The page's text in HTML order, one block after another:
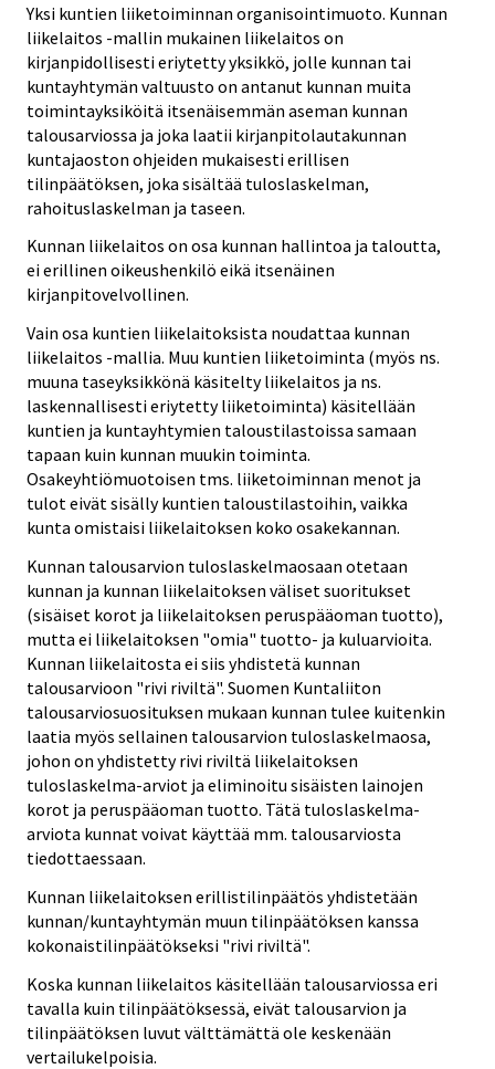
Yksi kuntien liiketoiminnan organisointimuoto. Kunnan
liikelaitos -mallin mukainen liikelaitos on
kirjanpidollisesti eriytetty yksikkö, jolle kunnan tai
kuntayhtymän valtuusto on antanut kunnan muita
toimintayksiköitä itsenäisemmän aseman kunnan
talousarviossa ja joka laatii kirjanpitolautakunnan
kuntajaoston ohjeiden mukaisesti erillisen
tilinpäätöksen, joka sisältää tuloslaskelman,
rahoituslaskelman ja taseen.
Kunnan liikelaitos on osa kunnan hallintoa ja taloutta,
ei erillinen oikeushenkilö eikä itsenäinen
kirjanpitovelvollinen.
Vain osa kuntien liikelaitoksista noudattaa kunnan
liikelaitos -mallia. Muu kuntien liiketoiminta (myös ns.
muuna taseyksikkönä käsitelty liikelaitos ja ns.
laskennallisesti eriytetty liiketoiminta) käsitellään
kuntien ja kuntayhtymien taloustilastoissa samaan
tapaan kuin kunnan muukin toiminta.
Osakeyhtiömuotoisen tms. liiketoiminnan menot ja
tulot eivät sisälly kuntien taloustilastoihin, vaikka
kunta omistaisi liikelaitoksen koko osakekannan.
Kunnan talousarvion tuloslaskelmaosaan otetaan
kunnan ja kunnan liikelaitoksen väliset suoritukset
(sisäiset korot ja liikelaitoksen peruspääoman tuotto),
mutta ei liikelaitoksen "omia" tuotto- ja kuluarvioita.
Kunnan liikelaitosta ei siis yhdistetä kunnan
talousarvioon "rivi riviltä". Suomen Kuntaliiton
talousarviosuosituksen mukaan kunnan tulee kuitenkin
laatia myös sellainen talousarvion tuloslaskelmaosa,
johon on yhdistetty rivi riviltä liikelaitoksen
tuloslaskelma-arviot ja eliminoitu sisäisten lainojen
korot ja peruspääoman tuotto. Tätä tuloslaskelma-
arviota kunnat voivat käyttää mm. talousarviosta
tiedottaessaan.
Kunnan liikelaitoksen erillistilinpäätös yhdistetään
kunnan/kuntayhtymän muun tilinpäätöksen kanssa
kokonaistilinpäätökseksi "rivi riviltä".
Koska kunnan liikelaitos käsitellään talousarviossa eri
tavalla kuin tilinpäätöksessä, eivät talousarvion ja
tilinpäätöksen luvut välttämättä ole keskenään
vertailukelpoisia.